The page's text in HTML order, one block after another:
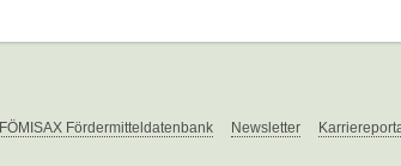
FÖMISAX Fördermitteldatenbank Newsletter